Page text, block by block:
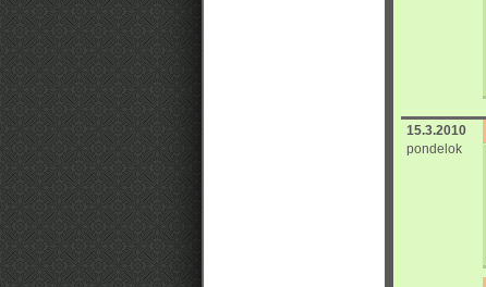
15.3.2010
pondelok